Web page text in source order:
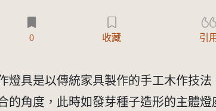
0 收藏 引用
燈具是以傳統家具製作的手工木作技
的角度，此時如發芽種子造形的主體